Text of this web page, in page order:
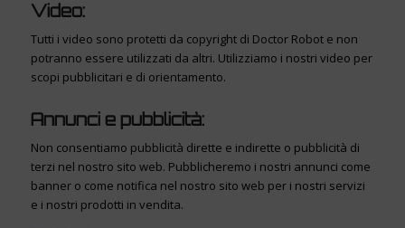
Video:
Tutti i video sono protetti da copyright di Doctor Robot e non
potranno essere utilizzati da altri. Utilizziamo i nostri video per
scopi pubblicitari e di orientamento.
Annunci e pubblicità:
Non consentiamo pubblicità dirette e indirette o pubblicità di
terzi nel nostro sito web. Pubblicheremo i nostri annunci come
banner o come notifica nel nostro sito web per i nostri servizi
e i nostri prodotti in vendita.